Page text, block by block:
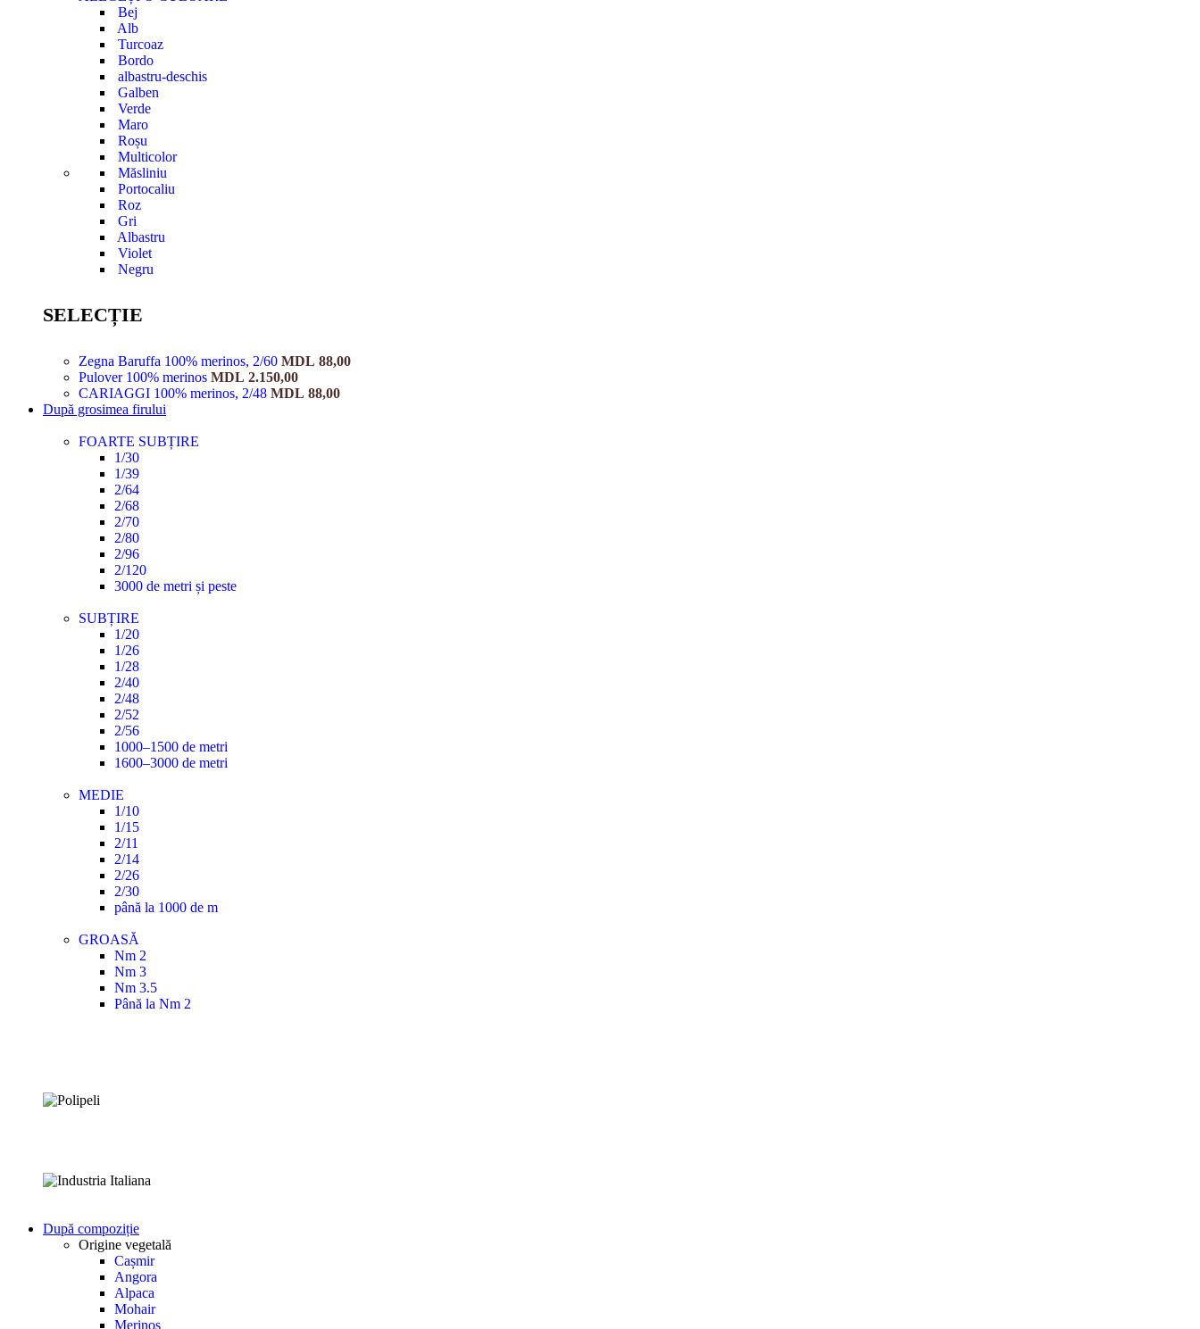
Bej
Alb
Turcoaz
Bordo
albastru-deschis
Galben
Verde
Maro
Roșu
Multicolor
Măsliniu
Portocaliu
Roz
Gri
Albastru
Violet
Negru
SELECȚIE
Zegna Baruffa 100% merinos, 2/60 MDL 88,00
Pulover 100% merinos MDL 2.150,00
CARIAGGI 100% merinos, 2/48 MDL 88,00
După grosimea firului
FOARTE SUBȚIRE
1/30
1/39
2/64
2/68
2/70
2/80
2/96
2/120
3000 de metri și peste
SUBȚIRE
1/20
1/26
1/28
2/40
2/48
2/52
2/56
1000–1500 de metri
1600–3000 de metri
MEDIE
1/10
1/15
2/11
2/14
2/26
2/30
până la 1000 de m
GROASĂ
Nm 2
Nm 3
Nm 3.5
Până la Nm 2
După compoziție
Origine vegetală
Cașmir
Angora
Alpaca
Mohair
Merinos